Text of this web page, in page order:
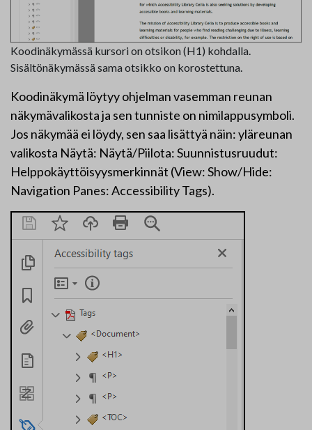
Koodinäkymässä kursori on otsikon (H1) kohdalla.
Sisältönäkymässä sama otsikko on korostettuna.
Koodinäkymä löytyy ohjelman vasemman reunan
näkymävalikosta ja sen tunniste on nimilappusymboli.
Jos näkymää ei löydy, sen saa lisättyä näin: yläreunan
valikosta Näytä: Näytä/Piilota: Suunnistusruudut:
Helppokäyttöisyysmerkinnät (View: Show/Hide:
Navigation Panes: Accessibility Tags).